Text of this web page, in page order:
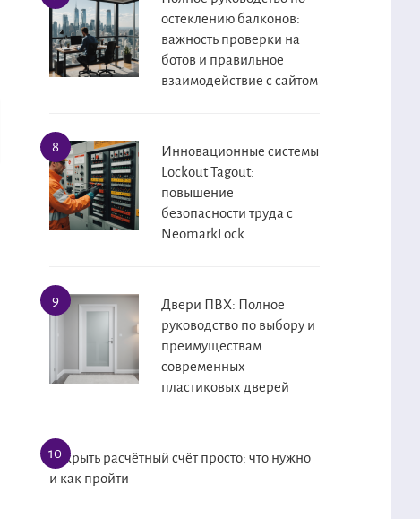
остеклению балконов:
важность проверки на
ботов и правильное
взаимодействие с сайтом
Инновационные системы
Lockout Tagout:
повышение
безопасности труда с
NeomarkLock
Двери ПВХ: Полное
руководство по выбору и
преимуществам
современных
пластиковых дверей
Открыть расчётный счёт просто: что нужно
и как пройти